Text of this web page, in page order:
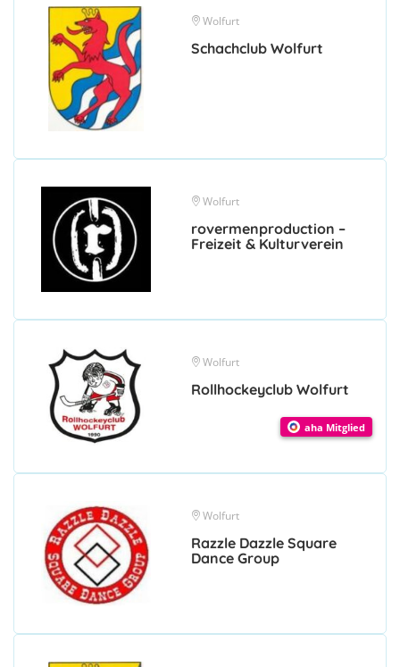
Wolfurt
Schachclub Wolfurt
Wolfurt
rovermenproduction –
Freizeit & Kulturverein
Wolfurt
Rollhockeyclub Wolfurt
aha Mitglied
Wolfurt
Razzle Dazzle Square
Dance Group